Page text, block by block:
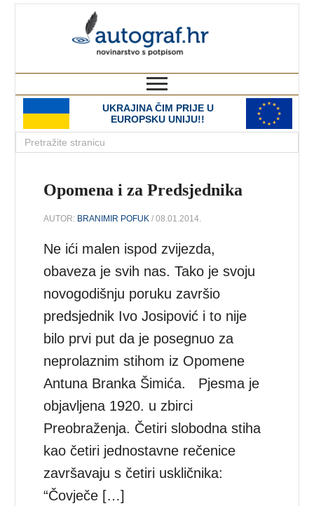
UKRAJINA ČIM PRIJE U
EUROPSKU UNIJU!!
Opomena i za Predsjednika
AUTOR: BRANIMIR POFUK / 08.01.2014.
Ne ići malen ispod zvijezda,
obaveza je svih nas. Tako je svoju
novogodišnju poruku završio
predsjednik Ivo Josipović i to nije
bilo prvi put da je posegnuo za
neprolaznim stihom iz Opomene
Antuna Branka Šimića. Pjesma je
objavljena 1920. u zbirci
Preobraženja. Četiri slobodna stiha
kao četiri jednostavne rečenice
završavaju s četiri uskličnika:
“Čovječe […]